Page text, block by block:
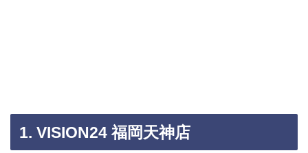
1. VISION24 福岡天神店